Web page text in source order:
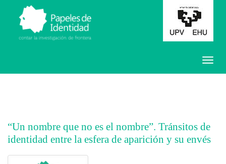
“Un nombre que no es el nombre”. Tránsitos de
identidad entre la esfera de aparición y su envés
##plugins.themes.bootstrap3.article.main##